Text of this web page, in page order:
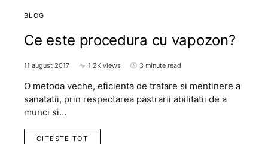
BLOG
Ce este procedura cu vapozon?
11 august 2017 1,2K views 3 minute read
O metoda veche, eficienta de tratare si mentinere a
sanatatii, prin respectarea pastrarii abilitatii de a
munci si…
CITESTE TOT